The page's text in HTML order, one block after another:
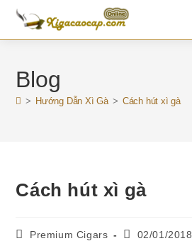
Skip
content
Blog
> Hướng Dẫn Xì Gà > Cách hút xì gà
Cách hút xì gà
PostPremium Cigars
Post02/01/2018